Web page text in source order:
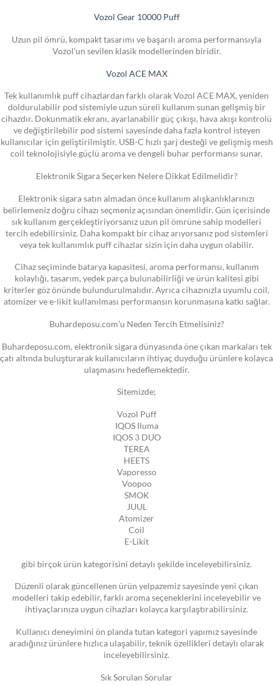
Vozol Gear 10000 Puff
Uzun pil ömrü, kompakt tasarımı ve başarılı aroma performansıyla
Vozol’un sevilen klasik modellerinden biridir.
Vozol ACE MAX
Tek kullanımlık puff cihazlardan farklı olarak Vozol ACE MAX, yeniden
doldurulabilir pod sistemiyle uzun süreli kullanım sunan gelişmiş bir
cihazdır. Dokunmatik ekranı, ayarlanabilir güç çıkışı, hava akışı kontrolü
ve değiştirilebilir pod sistemi sayesinde daha fazla kontrol isteyen
kullanıcılar için geliştirilmiştir. USB-C hızlı şarj desteği ve gelişmiş mesh
coil teknolojisiyle güçlü aroma ve dengeli buhar performansı sunar.
Elektronik Sigara Seçerken Nelere Dikkat Edilmelidir?
Elektronik sigara satın almadan önce kullanım alışkanlıklarınızı
belirlemeniz doğru cihazı seçmeniz açısından önemlidir. Gün içerisinde
sık kullanım gerçekleştiriyorsanız uzun pil ömrüne sahip modelleri
tercih edebilirsiniz. Daha kompakt bir cihaz arıyorsanız pod sistemleri
veya tek kullanımlık puff cihazlar sizin için daha uygun olabilir.
Cihaz seçiminde batarya kapasitesi, aroma performansı, kullanım
kolaylığı, tasarım, yedek parça bulunabilirliği ve ürün kalitesi gibi
kriterler göz önünde bulundurulmalıdır. Ayrıca cihazınızla uyumlu coil,
atomizer ve e-likit kullanılması performansın korunmasına katkı sağlar.
Buhardeposu.com’u Neden Tercih Etmelisiniz?
Buhardeposu.com, elektronik sigara dünyasında öne çıkan markaları tek
çatı altında buluşturarak kullanıcıların ihtiyaç duyduğu ürünlere kolayca
ulaşmasını hedeflemektedir.
Sitemizde;
Vozol Puff
IQOS Iluma
IQOS 3 DUO
TEREA
HEETS
Vaporesso
Voopoo
SMOK
JUUL
Atomizer
Coil
E-Likit
gibi birçok ürün kategorisini detaylı şekilde inceleyebilirsiniz.
Düzenli olarak güncellenen ürün yelpazemiz sayesinde yeni çıkan
modelleri takip edebilir, farklı aroma seçeneklerini inceleyebilir ve
ihtiyaçlarınıza uygun cihazları kolayca karşılaştırabilirsiniz.
Kullanıcı deneyimini ön planda tutan kategori yapımız sayesinde
aradığınız ürünlere hızlıca ulaşabilir, teknik özellikleri detaylı olarak
inceleyebilirsiniz.
Sık Sorulan Sorular